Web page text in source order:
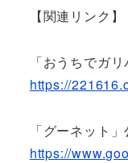
【関連リンク】
「おうちでガ
https://
「グーネット
https://